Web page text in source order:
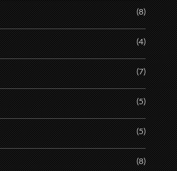
(8)
(4)
(7)
(5)
(5)
(8)